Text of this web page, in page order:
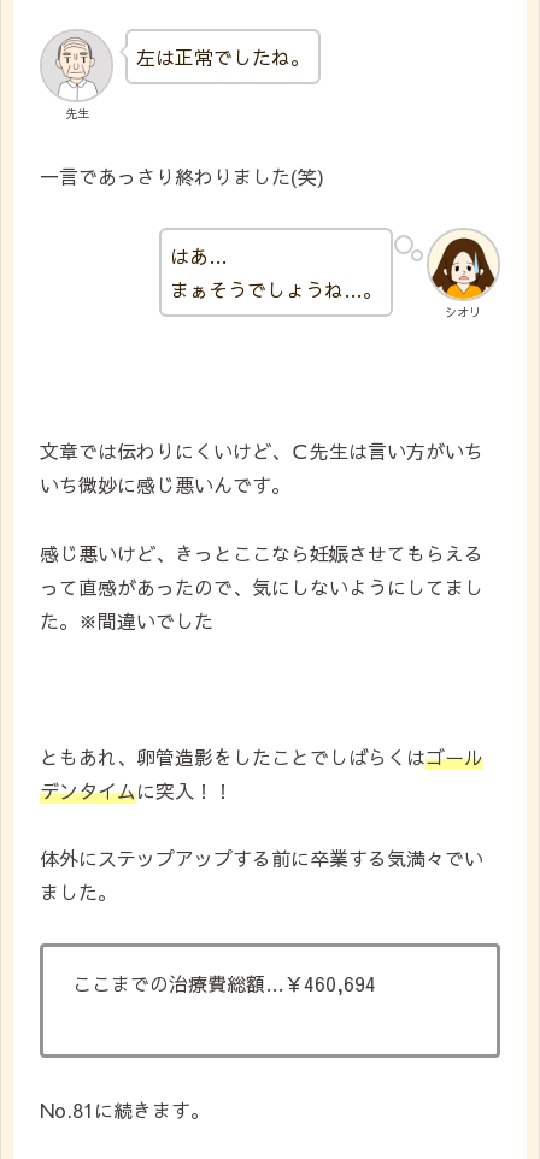
先生
左は正常でしたね。
一言であっさり終わりました(笑)
シオリ
はあ…
まぁそうでしょうね…。
文章では伝わりにくいけど、Ｃ先生は言い方がいち
いち微妙に感じ悪いんです。
感じ悪いけど、きっとここなら妊娠させてもらえる
って直感があったので、気にしないようにしてまし
た。※間違いでした
ともあれ、卵管造影をしたことでしばらくはゴール
デンタイムに突入！！
体外にステップアップする前に卒業する気満々でい
ました。
ここまでの治療費総額…￥460,694
No.81に続きます。